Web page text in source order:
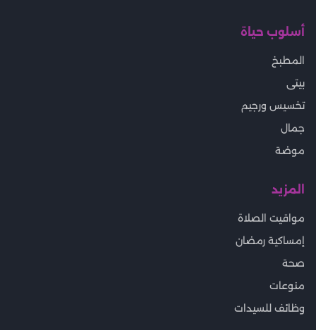
أسلوب حياة
المطبخ
بيتى
تخسيس ورجيم
جمال
موضة
المزيد
مواقيت الصلاة
إمساكية رمضان
صحة
منوعات
وظائف للسيدات